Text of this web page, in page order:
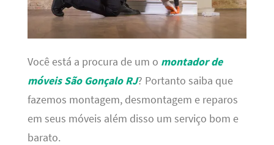
Você está a procura de um o montador de
móveis São Gonçalo RJ? Portanto saiba que
fazemos montagem, desmontagem e reparos
em seus móveis além disso um serviço bom e
barato.